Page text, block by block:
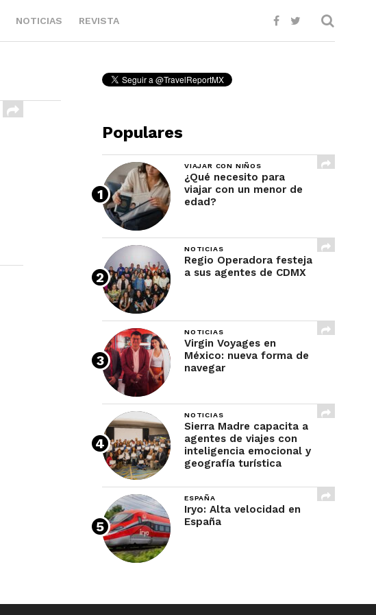
NOTICIAS REVISTA
Populares
VIAJAR CON NIÑOS
¿Qué necesito para
viajar con un menor de
edad?
NOTICIAS
Regio Operadora festeja
a sus agentes de CDMX
NOTICIAS
Virgin Voyages en
México: nueva forma de
navegar
NOTICIAS
Sierra Madre capacita a
agentes de viajes con
inteligencia emocional y
geografía turística
ESPAÑA
Iryo: Alta velocidad en
España